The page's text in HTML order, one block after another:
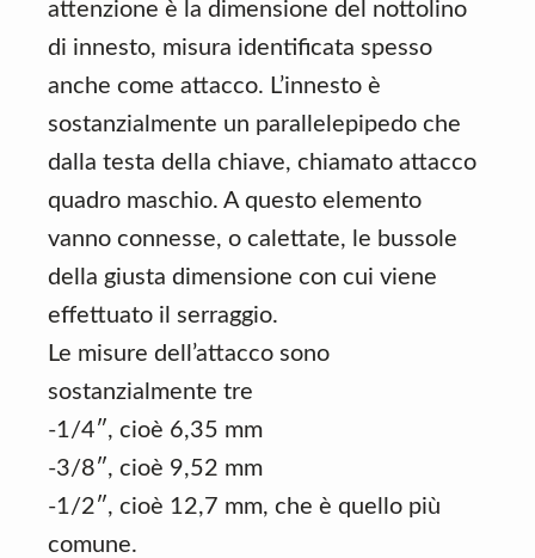
attenzione è la dimensione del nottolino
di innesto, misura identificata spesso
anche come attacco. L’innesto è
sostanzialmente un parallelepipedo che
dalla testa della chiave, chiamato attacco
quadro maschio. A questo elemento
vanno connesse, o calettate, le bussole
della giusta dimensione con cui viene
effettuato il serraggio.
Le misure dell’attacco sono
sostanzialmente tre
-1/4″, cioè 6,35 mm
-3/8″, cioè 9,52 mm
-1/2″, cioè 12,7 mm, che è quello più
comune.